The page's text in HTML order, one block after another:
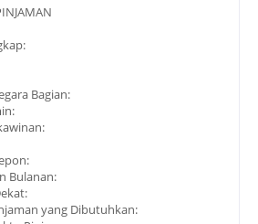
Bagian:
Bulanan:
yang Dibutuhkan: